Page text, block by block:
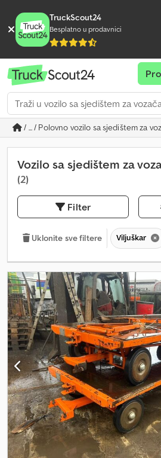
TruckScout24
Besplatno u prodavnici
/ ... / Polovno vozilo sa sjedištem za
Vozilo sa sjedištem za
(2)
Filter
Uklonite sve filtere Viljuškar